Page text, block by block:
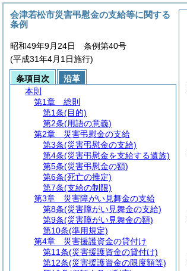
会津若松市災害弔慰金の支給等に関する
条例
昭和49年9月24日 条例第40号
(平成31年4月1日施行)
条項目次
沿革
本則
第1章
総則
第1条(目的)
第2条(用語の意義)
第2章
災害弔慰金の支給
第3条(災害弔慰金の支給)
第4条(災害弔慰金を支給する遺族)
第5条(災害弔慰金の額)
第6条(死亡の推定)
第7条(支給の制限)
第3章
災害障がい見舞金の支給
第8条(災害障がい見舞金の支給)
第9条(災害障がい見舞金の額)
第10条(準用規定)
第4章
災害援護資金の貸付け
第11条(災害援護資金の貸付け)
第12条(災害援護資金の限度額等)